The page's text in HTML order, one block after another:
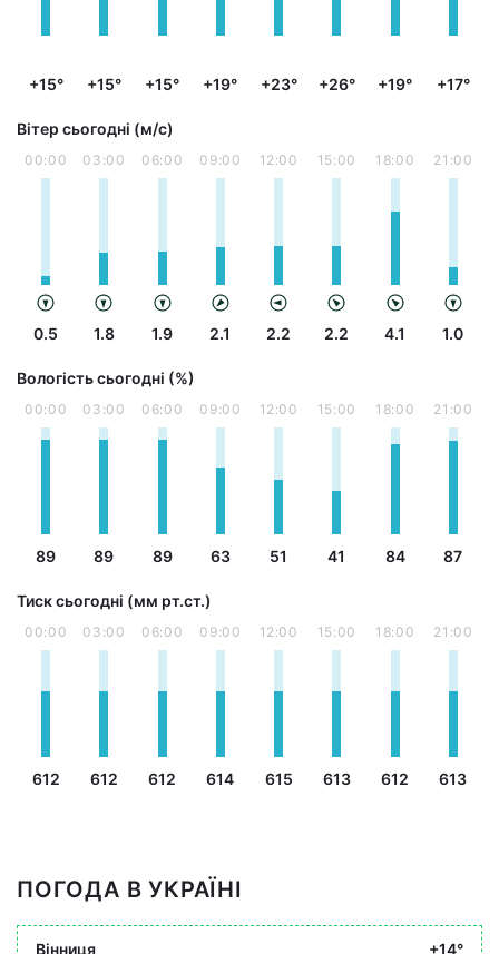
+15° +15° +15° +19° +23° +26° +19° +17°
Вітер сьогодні (м/с)
00:00
0.5
03:00
1.8
06:00
1.9
09:00
2.1
12:00
2.2
15:00
2.2
18:00
4.1
21:00
1.0
Вологість сьогодні (%)
00:00
89
03:00
89
06:00
89
09:00
63
12:00
51
15:00
41
18:00
84
21:00
87
Тиск сьогодні (мм рт.ст.)
00:00
612
03:00
612
06:00
612
09:00
614
12:00
615
15:00
613
18:00
612
21:00
613
ПОГОДА В УКРАЇНІ
Вінниця +14°